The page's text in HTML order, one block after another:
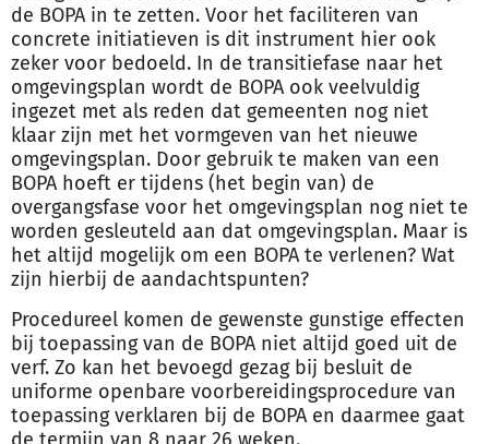
de BOPA in te zetten. Voor het faciliteren van
concrete initiatieven is dit instrument hier ook
zeker voor bedoeld. In de transitiefase naar het
omgevingsplan wordt de BOPA ook veelvuldig
ingezet met als reden dat gemeenten nog niet
klaar zijn met het vormgeven van het nieuwe
omgevingsplan. Door gebruik te maken van een
BOPA hoeft er tijdens (het begin van) de
overgangsfase voor het omgevingsplan nog niet te
worden gesleuteld aan dat omgevingsplan. Maar is
het altijd mogelijk om een BOPA te verlenen? Wat
zijn hierbij de aandachtspunten?
Procedureel komen de gewenste gunstige effecten
bij toepassing van de BOPA niet altijd goed uit de
verf. Zo kan het bevoegd gezag bij besluit de
uniforme openbare voorbereidingsprocedure van
toepassing verklaren bij de BOPA en daarmee gaat